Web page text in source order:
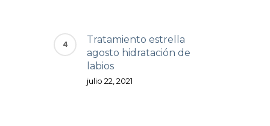
Tratamiento estrella
agosto hidratación de
labios
julio 22, 2021